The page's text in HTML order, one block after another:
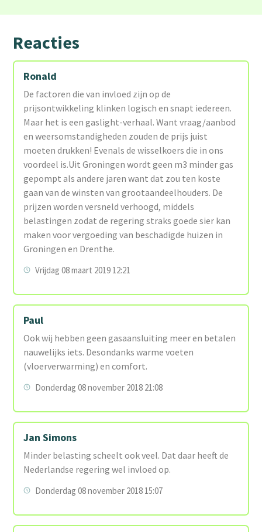
Reacties
Ronald
De factoren die van invloed zijn op de
prijsontwikkeling klinken logisch en snapt iedereen.
Maar het is een gaslight-verhaal. Want vraag/aanbod
en weersomstandigheden zouden de prijs juist
moeten drukken! Evenals de wisselkoers die in ons
voordeel is.Uit Groningen wordt geen m3 minder gas
gepompt als andere jaren want dat zou ten koste
gaan van de winsten van grootaandeelhouders. De
prijzen worden versneld verhoogd, middels
belastingen zodat de regering straks goede sier kan
maken voor vergoeding van beschadigde huizen in
Groningen en Drenthe.
Vrijdag 08 maart 2019 12:21
Paul
Ook wij hebben geen gasaansluiting meer en betalen
nauwelijks iets. Desondanks warme voeten
(vloerverwarming) en comfort.
Donderdag 08 november 2018 21:08
Jan Simons
Minder belasting scheelt ook veel. Dat daar heeft de
Nederlandse regering wel invloed op.
Donderdag 08 november 2018 15:07